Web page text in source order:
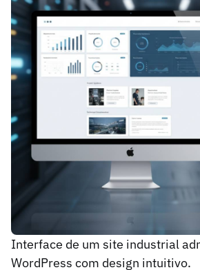
Interface de um site industrial
WordPress com design intuitivo.